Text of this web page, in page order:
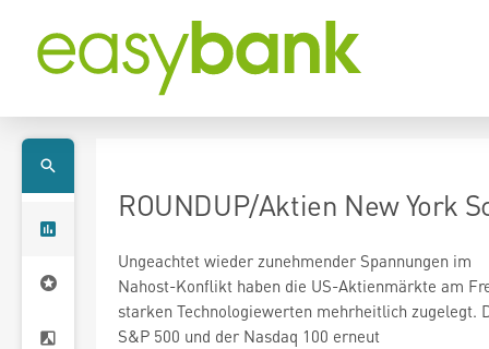
ROUNDUP/Aktien New York
Ungeachtet wieder zunehmender Spannungen im
Nahost-Konflikt haben die US-Aktienmärkte am
starken Technologiewerten mehrheitlich zugelegt.
S&P 500 und der Nasdaq 100 erneut